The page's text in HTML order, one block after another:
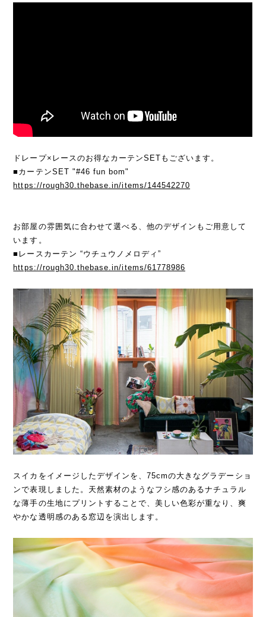
ドレープ×レースのお得なカーテンSETもございます。
■カーテンSET "#46 fun bom"
https://rough30.thebase.in/items/144542270
お部屋の雰囲気に合わせて選べる、他のデザインもご用意して
います。
■レースカーテン “ウチュウノメロディ”
https://rough30.thebase.in/items/61778986
スイカをイメージしたデザインを、75cmの大きなグラデーショ
ンで表現しました。天然素材のようなフシ感のあるナチュラル
な薄手の生地にプリントすることで、美しい色彩が重なり、爽
やかな透明感のある窓辺を演出します。